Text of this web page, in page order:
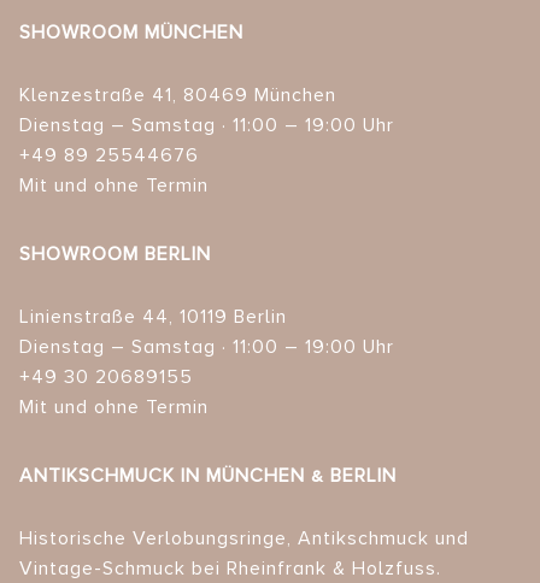
SHOWROOM MÜNCHEN
Klenzestraße 41, 80469 München
Dienstag – Samstag · 11:00 – 19:00 Uhr
+49 89 25544676
Mit und ohne Termin
SHOWROOM BERLIN
Linienstraße 44, 10119 Berlin
Dienstag – Samstag · 11:00 – 19:00 Uhr
+49 30 20689155
Mit und ohne Termin
ANTIKSCHMUCK IN MÜNCHEN & BERLIN
Historische Verlobungsringe, Antikschmuck und
Vintage-Schmuck bei Rheinfrank & Holzfuss.